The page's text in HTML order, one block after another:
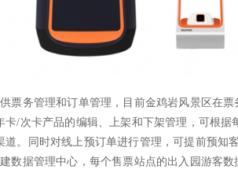
票务管理和订单管理，目前金鸡岩风景区在
卡/次卡产品的编辑、上架和下架管理，可根
道。同时对线上预订单进行管理，可提前预知
数据管理中心，每个售票站点的出入园游客